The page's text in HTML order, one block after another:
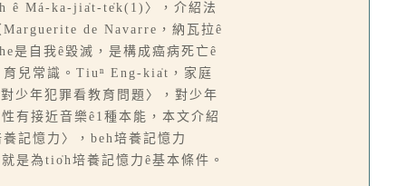
ê Má-ka-jia̍t-te̍k(1)〉，介紹法
de Navarre，納瓦拉ê
是自我ê毀滅，是構成癌病死亡ê
兒常識。Tiuⁿ Eng-kia̍t，家庭
少年犯罪看教育問題〉，對少年
有接近音樂ê1種本能，本文介紹
記憶力〉，beh培養記憶力
為tio̍h培養記憶力ê基本條件。